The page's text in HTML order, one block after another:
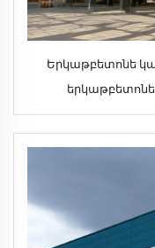
Երկաթբետոնե
երկաթբետոնե